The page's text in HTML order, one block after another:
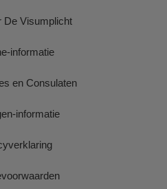
De Visumplicht
informatie
en Consulaten
informatie